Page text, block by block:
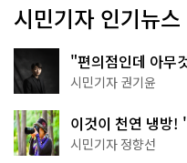
시민기자 인기뉴스
"편의점인데 아무
한 편의점의 정체
시민기자 권기윤
이것이 천연 냉방!
나볼까
시민기자 정향선